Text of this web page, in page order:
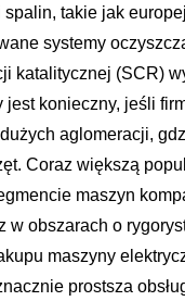
takie jak
systemy
katalitycznej (SCR)
konieczny, jeśli
aglomeracji,
Coraz większą
maszyn
obszarach o
maszyny
prostsza